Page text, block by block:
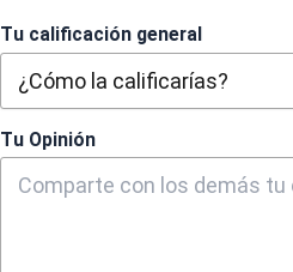
Tu calificación general
Tu Opinión